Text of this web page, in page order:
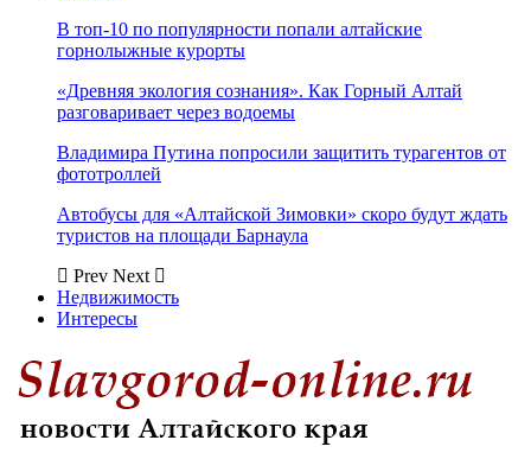
В топ-10 по популярности попали алтайские
горнолыжные курорты
«Древняя экология сознания». Как Горный Алтай
разговаривает через водоемы
Владимира Путина попросили защитить турагентов от
фототроллей
Автобусы для «Алтайской Зимовки» скоро будут ждать
туристов на площади Барнаула
Prev Next
Недвижимость
Интересы